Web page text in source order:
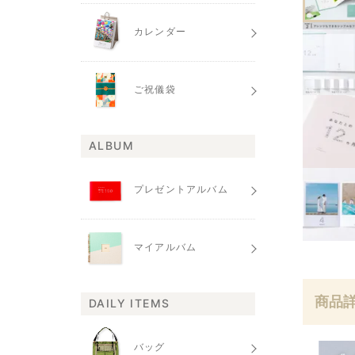
商品
カレンダー
ご祝儀袋
ALBUM
プレゼントアルバム
マイアルバム
DAILY ITEMS
バッグ